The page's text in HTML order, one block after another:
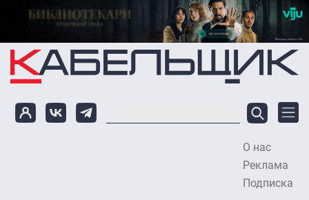
Перейти к основному содержанию
О нас
Реклама
Подписка